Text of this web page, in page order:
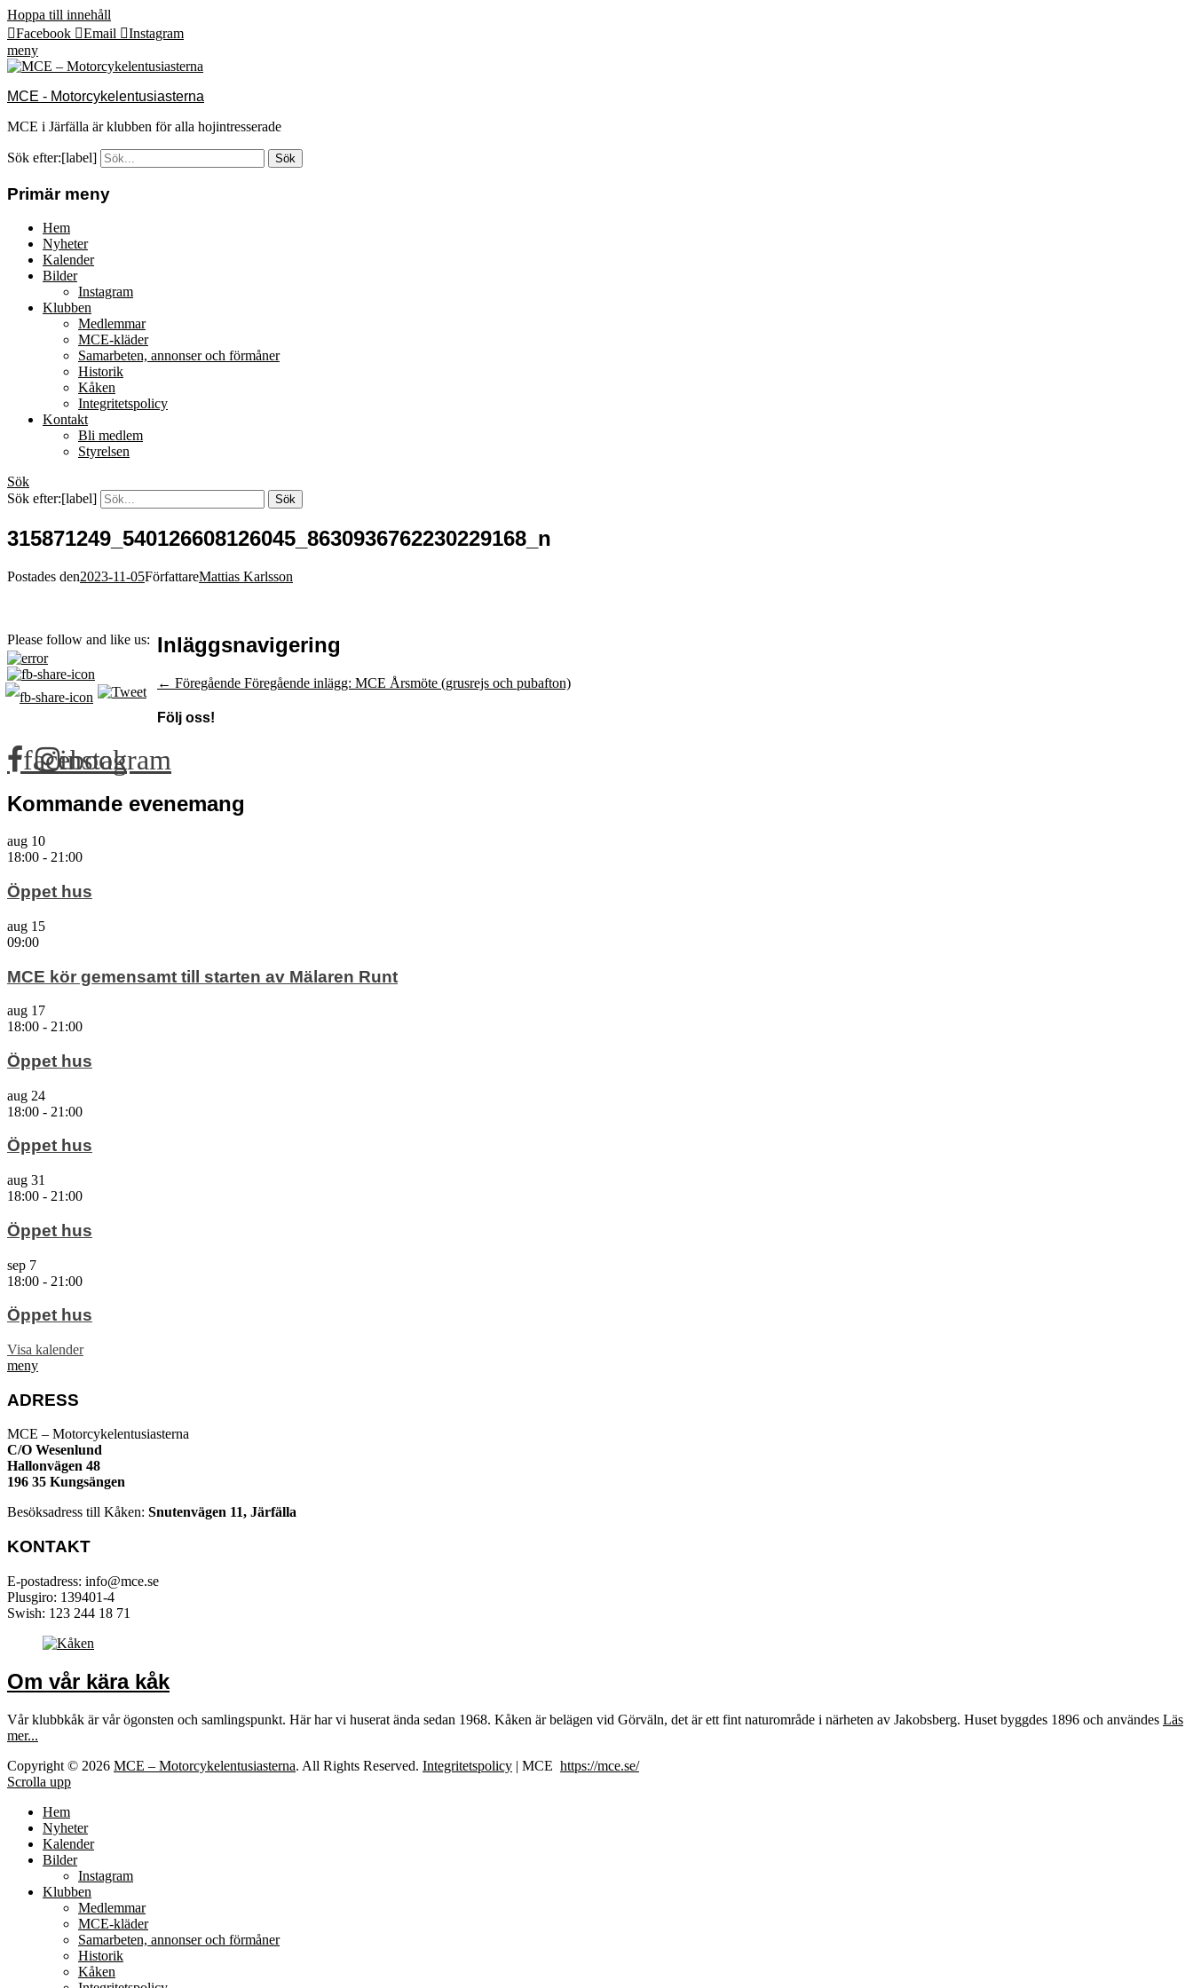
Hoppa till innehåll
Facebook
Email
Instagram
meny
MCE - Motorcykelentusiasterna
MCE i Järfälla är klubben för alla hojintresserade
Sök efter:[label]
Primär meny
Hem
Nyheter
Kalender
Bilder
Instagram
Klubben
Medlemmar
MCE-kläder
Samarbeten, annonser och förmåner
Historik
Kåken
Integritetspolicy
Kontakt
Bli medlem
Styrelsen
Sök
Sök efter:[label]
315871249_540126608126045_8630936762230229168_n
Postades den2023-11-05FörfattareMattias Karlsson
Please follow and like us: Inläggsnavigering
← Föregående Föregående inlägg: MCE Årsmöte (grusrejs och pubafton)
Följ oss!
facebook
instagram
Kommande evenemang
aug 10
18:00 - 21:00
Öppet hus
aug 15
09:00
MCE kör gemensamt till starten av Mälaren Runt
aug 17
18:00 - 21:00
Öppet hus
aug 24
18:00 - 21:00
Öppet hus
aug 31
18:00 - 21:00
Öppet hus
sep 7
18:00 - 21:00
Öppet hus
Visa kalender
meny
ADRESS
MCE – Motorcykelentusiasterna
C/O Wesenlund
Hallonvägen 48
196 35 Kungsängen
Besöksadress till Kåken: Snutenvägen 11, Järfälla
KONTAKT
E-postadress: info@mce.se
Plusgiro: 139401-4
Swish: 123 244 18 71
Om vår kära kåk
Vår klubbkåk är vår ögonsten och samlingspunkt. Här har vi huserat ända sedan 1968. Kåken är belägen vid Görväln, det är ett fint naturområde i närheten av Jakobsberg. Huset byggdes 1896 och användes Läs
mer...
Copyright © 2026 MCE – Motorcykelentusiasterna. All Rights Reserved. Integritetspolicy | MCE https://mce.se/
Scrolla upp
Hem
Nyheter
Kalender
Bilder
Instagram
Klubben
Medlemmar
MCE-kläder
Samarbeten, annonser och förmåner
Historik
Kåken